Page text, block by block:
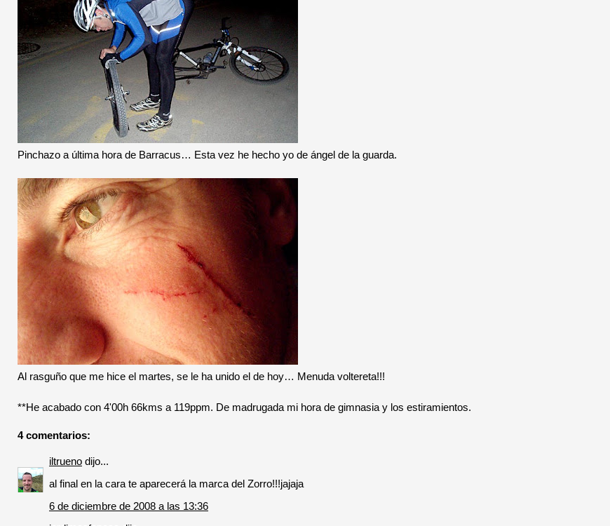
Pinchazo a última hora de Barracus… Esta vez he hecho yo de ángel de la guarda.
Al rasguño que me hice el martes, se le ha unido el de hoy… Menuda voltereta!!!
**He acabado con 4'00h 66kms a 119ppm. De madrugada mi hora de gimnasia y los estiramientos.
4 comentarios:
iltrueno dijo...
al final en la cara te aparecerá la marca del Zorro!!!jajaja
6 de diciembre de 2008 a las 13:36